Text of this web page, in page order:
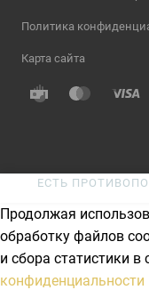
Политика
Карта сайта
ЕСТЬ
Продолжая
обработку файлов
и сбора статистики в
конфиденциальности